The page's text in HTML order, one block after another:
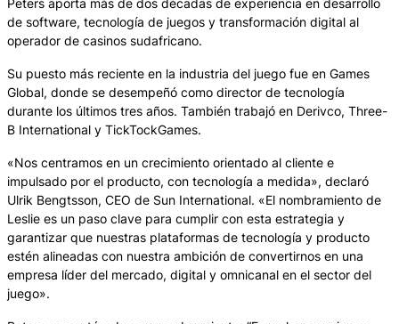
Peters aporta más de dos décadas de experiencia en desarrollo
de software, tecnología de juegos y transformación digital al
operador de casinos sudafricano.
Su puesto más reciente en la industria del juego fue en Games
Global, donde se desempeñó como director de tecnología
durante los últimos tres años. También trabajó en Derivco, Three-
B International y TickTockGames.
«Nos centramos en un crecimiento orientado al cliente e
impulsado por el producto, con tecnología a medida», declaró
Ulrik Bengtsson, CEO de Sun International. «El nombramiento de
Leslie es un paso clave para cumplir con esta estrategia y
garantizar que nuestras plataformas de tecnología y producto
estén alineadas con nuestra ambición de convertirnos en una
empresa líder del mercado, digital y omnicanal en el sector del
juego».